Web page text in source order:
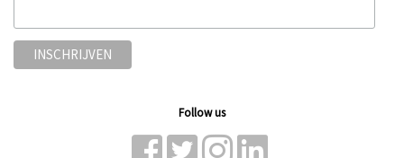
Follow us